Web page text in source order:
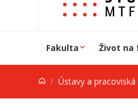
Fakulta Život na
Ústavy a pracoviská